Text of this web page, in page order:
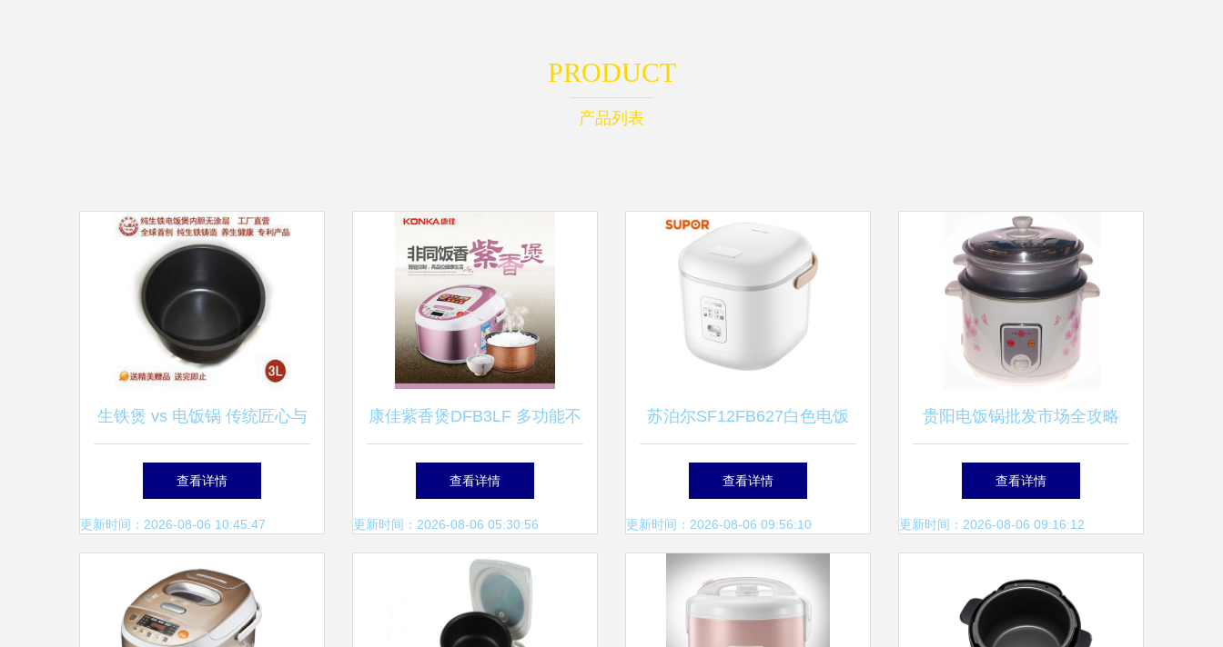
PRODUCT
产品列表
生铁煲 vs 电饭锅 传统匠心与
现代便捷的完美融合指南
查看详情
更新时间：2026-08-06 10:45:47
康佳紫香煲DFB3LF 多功能不
锈钢智能电饭锅的厨艺革新
查看详情
更新时间：2026-08-06 05:30:56
苏泊尔SF12FB627白色电饭
煲测评 小身材大功能，一家
三口的烹饪伴侣
查看详情
更新时间：2026-08-06 09:56:10
贵阳电饭锅批发市场全攻略
如何选到靠谱的供应商与优质
产品
查看详情
更新时间：2026-08-06 09:16:12